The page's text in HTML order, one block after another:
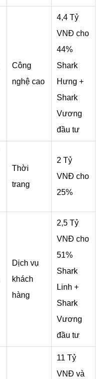
Công
nghệ cao
4,4 Tỷ
VNĐ cho
44%
Shark
Hưng +
Shark
Vương
đầu tư
Thời
trang
2 Tỷ
VNĐ cho
25%
Dịch vụ
khách
hàng
2,5 Tỷ
VNĐ cho
51%
Shark
Linh +
Shark
Vương
đầu tư
11 Tỷ
VNĐ và